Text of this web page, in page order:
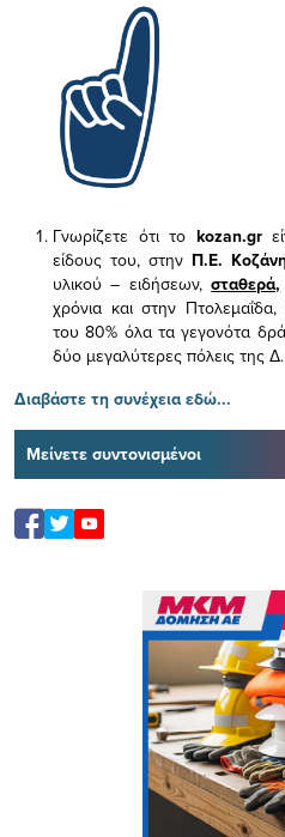
Γνωρίζετε ότι το kozan.gr
είδους του, στην Π.Ε.
υλικού – ειδήσεων,σταθερά,
χρόνια και στην
του 80% όλα τα γεγονότα
δύο μεγαλύτερες πόλεις της
Διαβάστε τη συνέχεια εδώ...
Μείνετε συντονισμένοι